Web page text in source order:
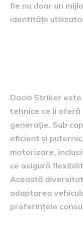
fie nu doar un
identității
Dacia Striker
tehnice ce îi oferă
generație. Sub
eficient și
motorizare,
ce asigură
Această
adaptarea
preferințele